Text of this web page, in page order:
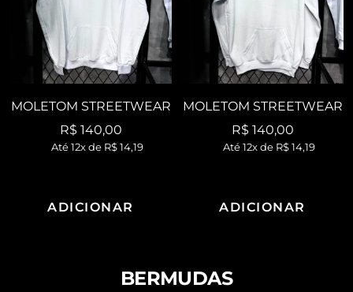
MOLETOM STREETWEAR
Preço
promocional
R$ 140,00
Até 12x de R$ 14,19
ADICIONAR
MOLETOM STREETWEAR
Preço
promocional
R$ 140,00
Até 12x de R$ 14,19
ADICIONAR
BERMUDAS